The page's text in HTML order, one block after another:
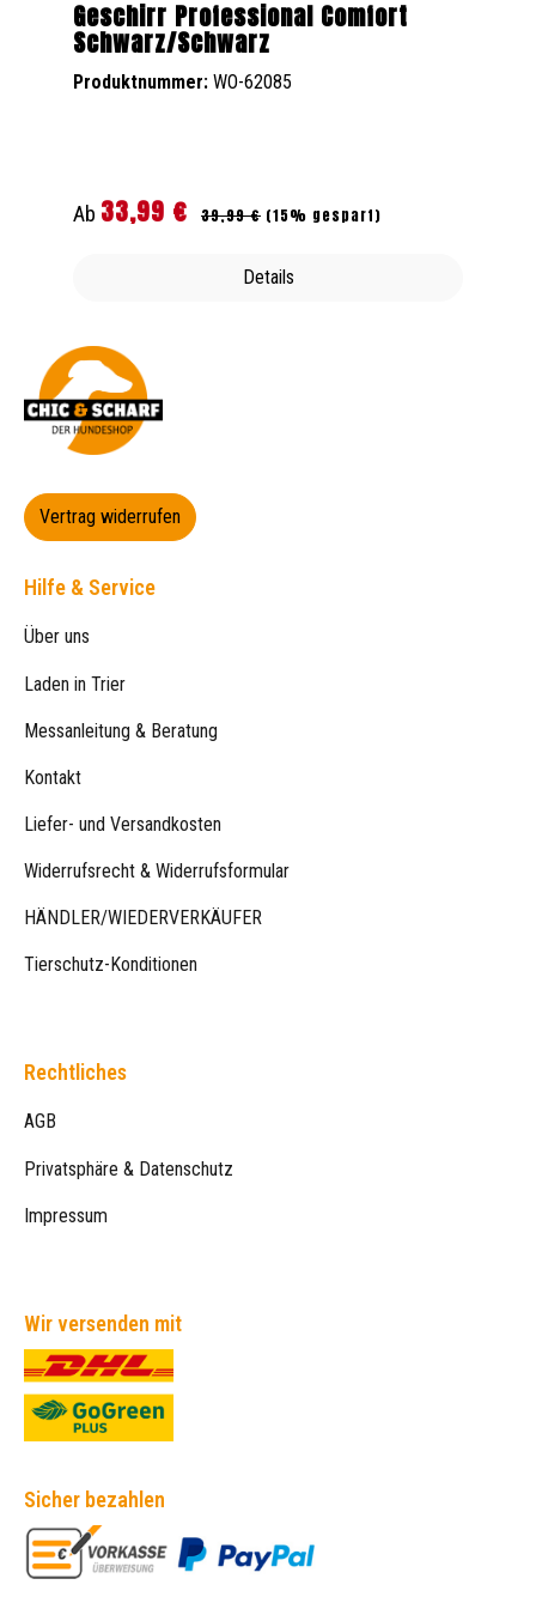
Geschirr Professional Comfort
Schwarz/Schwarz
Produktnummer: WO-62085
Verkaufspreis:
Ab 33,99 € Regulärer Preis:
39,99 € (15% gespart)
Details
Vertrag widerrufen
Hilfe & Service
Über uns
Laden in Trier
Messanleitung & Beratung
Kontakt
Liefer- und Versandkosten
Widerrufsrecht & Widerrufsformular
HÄNDLER/WIEDERVERKÄUFER
Tierschutz-Konditionen
Rechtliches
AGB
Privatsphäre & Datenschutz
Impressum
Wir versenden mit
Sicher bezahlen